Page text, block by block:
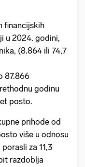
financijskih
u 2024. godini,
(8.864 ili 74,7
87.866
godinu
posto.
prihode od
više u odnosu
za 11,3
razdoblja